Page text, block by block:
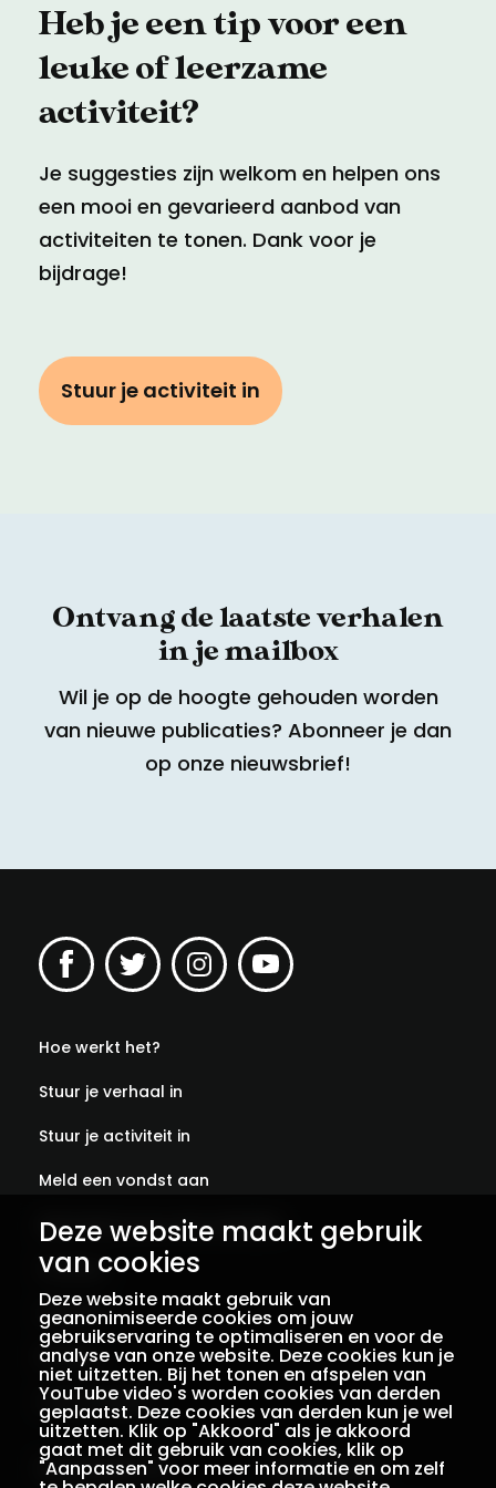
Deze website maakt gebruik
van cookies
Deze website maakt gebruik van
geanonimiseerde cookies om jouw
gebruikservaring te optimaliseren en voor de
analyse van onze website. Deze cookies kun je
niet uitzetten. Bij het tonen en afspelen van
YouTube video's worden cookies van derden
geplaatst. Deze cookies van derden kun je wel
uitzetten. Klik op "Akkoord" als je akkoord
gaat met dit gebruik van cookies, klik op
"Aanpassen" voor meer informatie en om zelf
Heb je een tip voor een
leuke of leerzame
activiteit?
Je suggesties zijn welkom en helpen ons
een mooi en gevarieerd aanbod van
activiteiten te tonen. Dank voor je
bijdrage!
Stuur je activiteit in
Ontvang de laatste verhalen
in je mailbox
Wil je op de hoogte gehouden worden
van nieuwe publicaties? Abonneer je dan
op onze nieuwsbrief!
Hoe werkt het?
Stuur je verhaal in
Stuur je activiteit in
Meld een vondst aan
Abonneer je op onze verhalen
Contact
Colofon
Privacy
Voorwaarden
Een initiatief van Met dank aan